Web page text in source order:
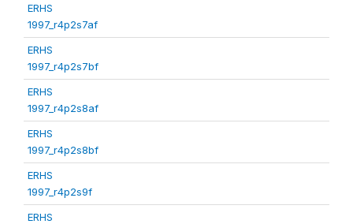
ERHS
1997_r4p2s7af
ERHS
1997_r4p2s7bf
ERHS
1997_r4p2s8af
ERHS
1997_r4p2s8bf
ERHS
1997_r4p2s9f
ERHS